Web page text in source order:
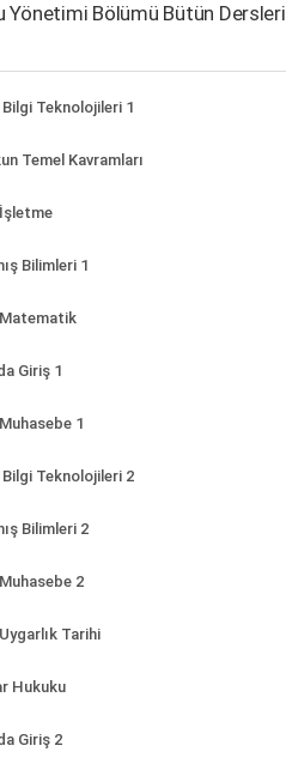
Yönetimi Bölümü Bütün Dersleri
Bilgi Teknolojileri 1
Temel Kavramları
Bilimleri 1
Giriş 1
1
Bilgi Teknolojileri 2
Bilimleri 2
2
Tarihi
Hukuku
Giriş 2